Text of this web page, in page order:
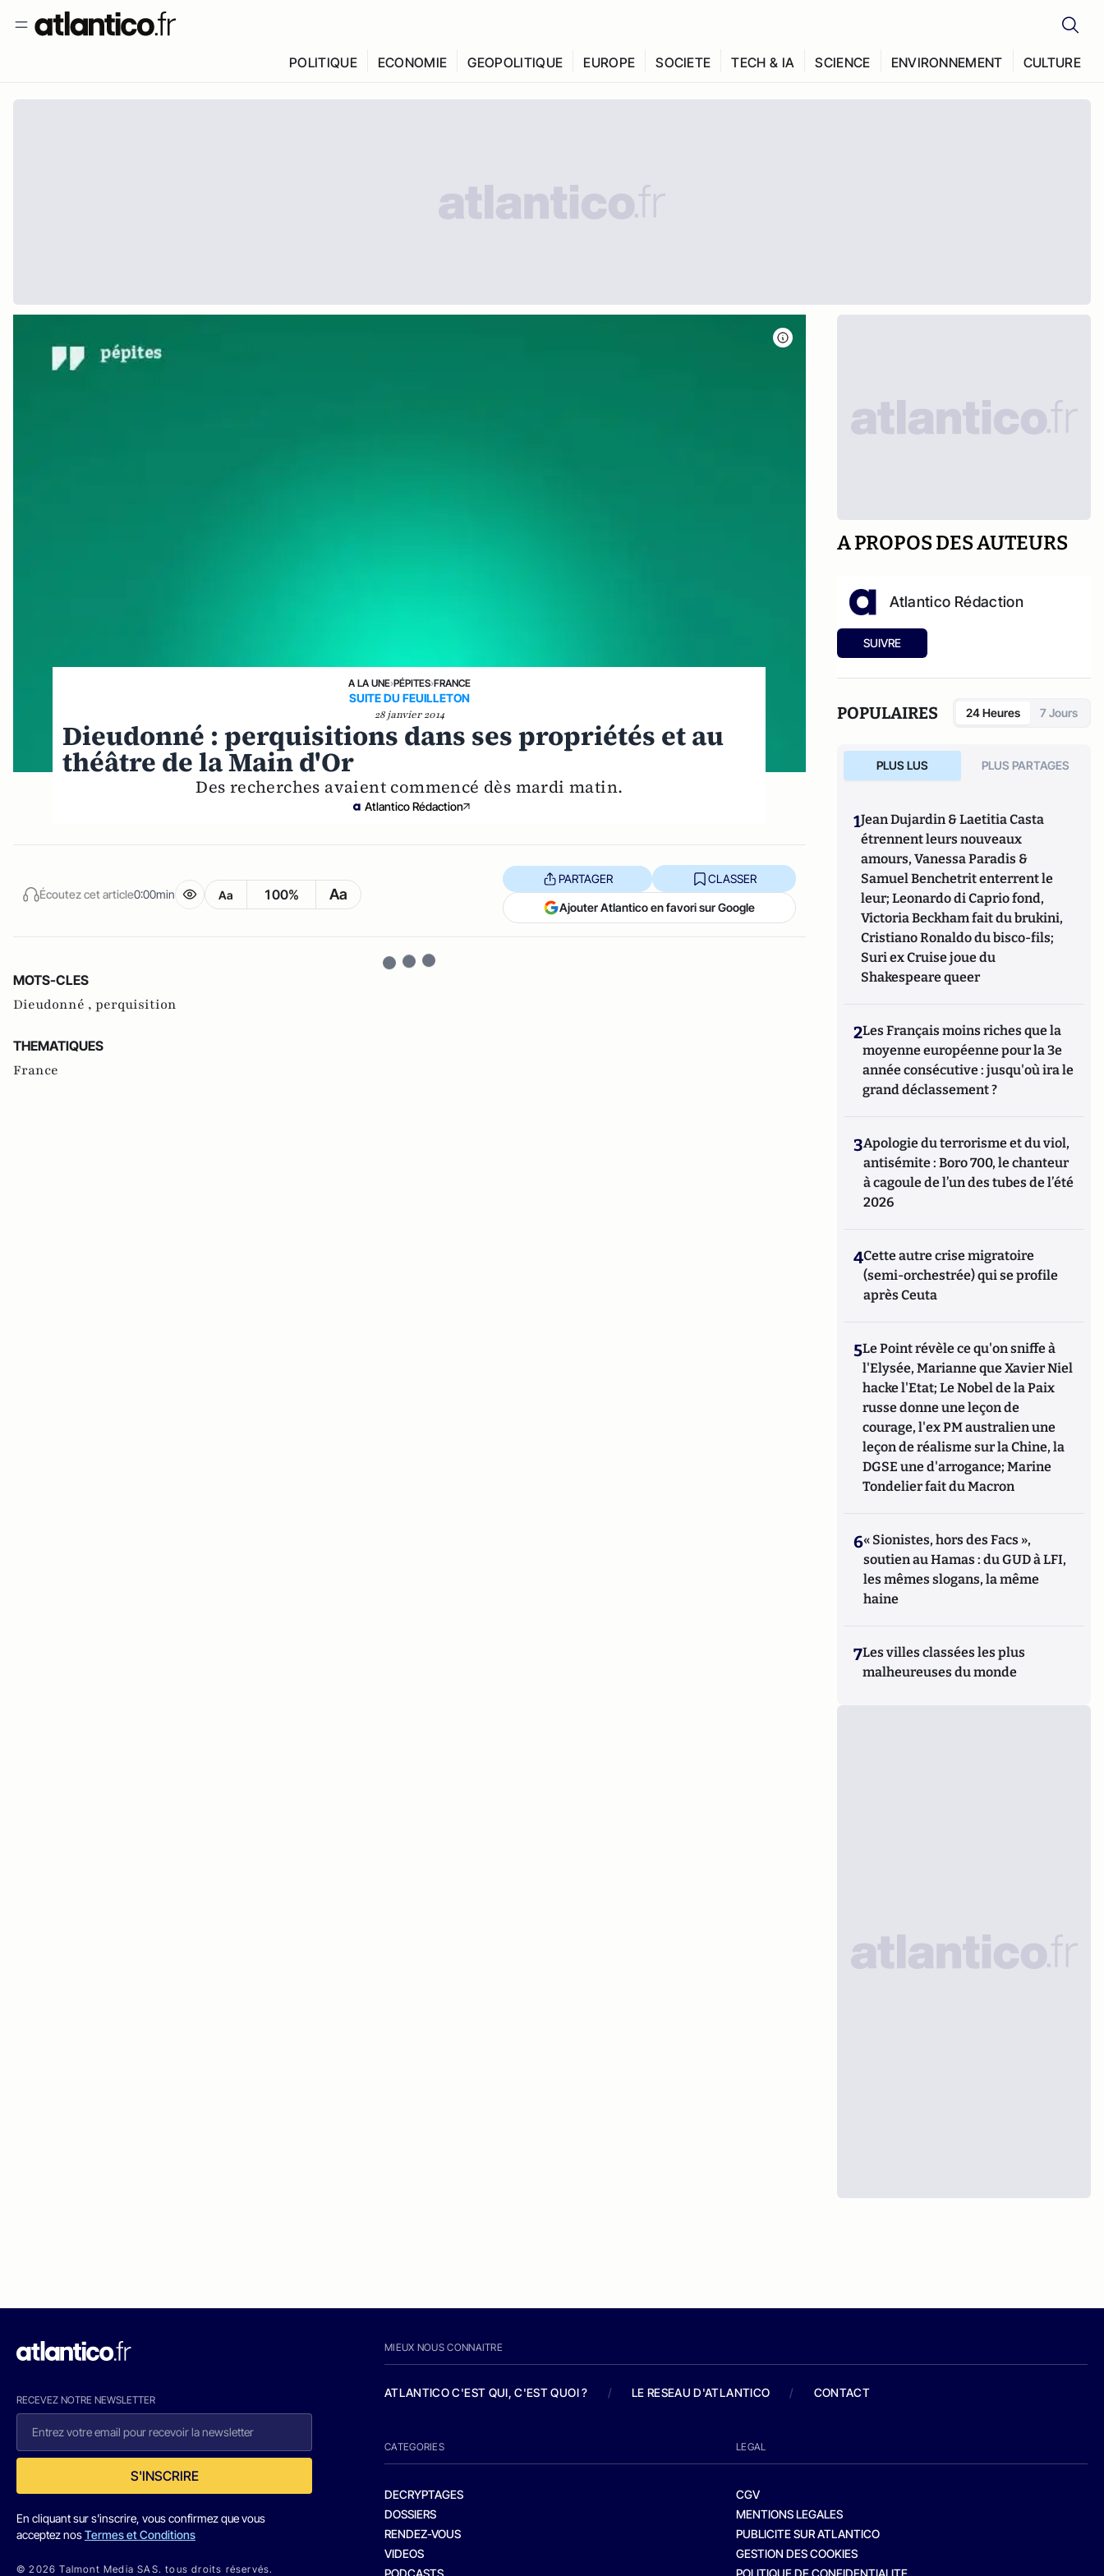
POLITIQUE ECONOMIE GEOPOLITIQUE EUROPE SOCIETE TECH & IA SCIENCE ENVIRONNEMENT CULTURE
A LA UNE›PÉPITES›FRANCE
SUITE DU FEUILLETON
28 janvier 2014
Dieudonné : perquisitions dans ses propriétés et au
théâtre de la Main d'Or
Des recherches avaient commencé dès mardi matin.
Atlantico Rédaction
Écoutez cet article0:00min Aa 100% Aa
PARTAGER CLASSER
Ajouter Atlantico en favori sur Google
MOTS-CLES
Dieudonné , perquisition
THEMATIQUES
France
A PROPOS DES AUTEURS
Atlantico Rédaction
SUIVRE
POPULAIRES 24 Heures 7 Jours
PLUS LUS PLUS PARTAGES
1Jean Dujardin & Laetitia Casta
étrennent leurs nouveaux
amours, Vanessa Paradis &
Samuel Benchetrit enterrent le
leur; Leonardo di Caprio fond,
Victoria Beckham fait du brukini,
Cristiano Ronaldo du bisco-fils;
Suri ex Cruise joue du
Shakespeare queer
2Les Français moins riches que la
moyenne européenne pour la 3e
année consécutive : jusqu'où ira le
grand déclassement ?
3Apologie du terrorisme et du viol,
antisémite : Boro 700, le chanteur
à cagoule de l’un des tubes de l’été
2026
4Cette autre crise migratoire
(semi-orchestrée) qui se profile
après Ceuta
5Le Point révèle ce qu'on sniffe à
l'Elysée, Marianne que Xavier Niel
hacke l'Etat; Le Nobel de la Paix
russe donne une leçon de
courage, l'ex PM australien une
leçon de réalisme sur la Chine, la
DGSE une d'arrogance; Marine
Tondelier fait du Macron
6« Sionistes, hors des Facs »,
soutien au Hamas : du GUD à LFI,
les mêmes slogans, la même
haine
7Les villes classées les plus
malheureuses du monde
RECEVEZ NOTRE NEWSLETTER
S'INSCRIRE
En cliquant sur s'inscrire, vous confirmez que vous
acceptez nosTermes et Conditions
© 2026 Talmont Media SAS. tous droits réservés.
MIEUX NOUS CONNAITRE
ATLANTICO C'EST QUI, C'EST QUOI ? / LE RESEAU D'ATLANTICO / CONTACT
CATEGORIES
DECRYPTAGES
DOSSIERS
RENDEZ-VOUS
VIDEOS
PODCASTS
LEGAL
CGV
MENTIONS LEGALES
PUBLICITE SUR ATLANTICO
GESTION DES COOKIES
POLITIQUE DE CONFIDENTIALITE